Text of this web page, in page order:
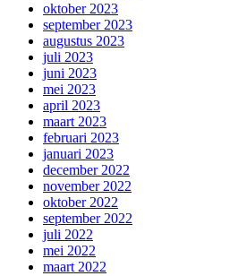
oktober 2023
september 2023
augustus 2023
juli 2023
juni 2023
mei 2023
april 2023
maart 2023
februari 2023
januari 2023
december 2022
november 2022
oktober 2022
september 2022
juli 2022
mei 2022
maart 2022